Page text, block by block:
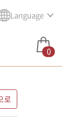
Language
0
로